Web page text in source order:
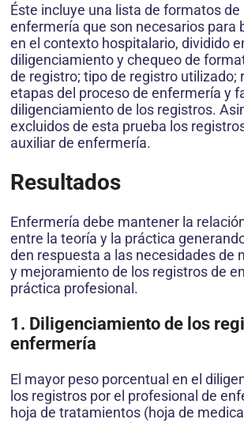
Éste incluye una lista de formatos
enfermería que son necesarios para
en el contexto hospitalario, dividido
diligenciamiento y chequeo de
de registro; tipo de registro utilizado;
etapas del proceso de enfermería y
diligenciamiento de los registros.
excluidos de esta prueba los
auxiliar de enfermería.
Resultados
Enfermería debe mantener la
entre la teoría y la práctica
den respuesta a las necesidades de
y mejoramiento de los registros de
práctica profesional.
1. Diligenciamiento de los
enfermería
El mayor peso porcentual en el
los registros por el profesional de
hoja de tratamientos (hoja de